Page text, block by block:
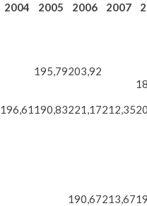
2004 2005 2006 2007
195,79203,92
196,61190,83221,17212,35
190,67213,67